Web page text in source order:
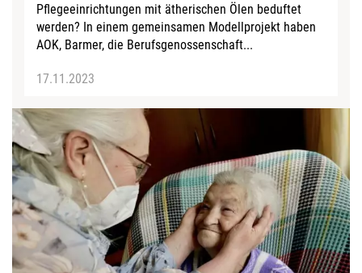
Pflegeeinrichtungen mit ätherischen Ölen beduftet
werden? In einem gemeinsamen Modellprojekt haben
AOK, Barmer, die Berufsgenossenschaft...
17.11.2023